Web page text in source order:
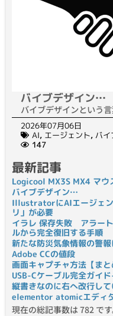
バイブデザイン…
バイブデザインという
2026年07月06日
AI, エージェント, バイ
147
最新記事
Logicool MX3S MX4 マウ
バイブデザイン…
IllustratorにAIエージェン
リ」が必要
イラレ 保存失敗 アラー
ルから完全復旧する手順
新たな防災気象情報の警
Adobe CCの値段
画面キャプチャ方法【まと
USB-Cケーブル完全ガイ
縦書きなのに右へ改行して
elementor atomicエディ
現在の総記事数は 782 です